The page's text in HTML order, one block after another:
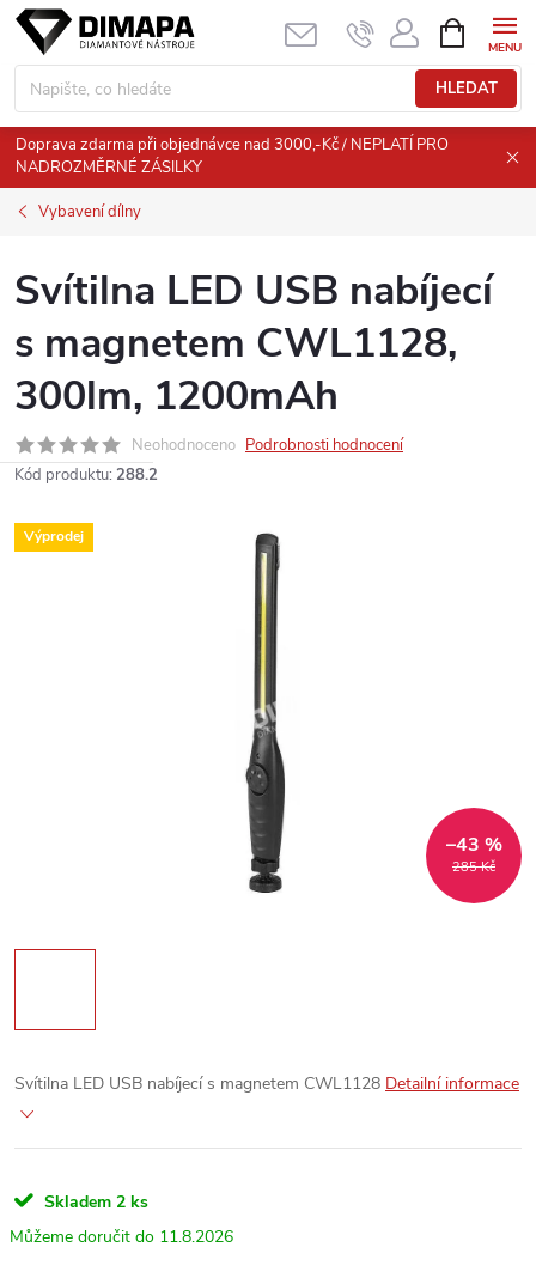
Přejít
obsah
HLEDAT
NÁKUPNÍ
KOŠÍK
Doprava zdarma při objednávce nad 3000,-Kč / NEPLATÍ PRO
NADROZMĚRNÉ ZÁSILKY
Vybavení dílny
Svítilna LED USB nabíjecí
s magnetem CWL1128,
300lm, 1200mAh
Neohodnoceno Podrobnosti hodnocení
Kód produktu: 288.2
Výprodej
285 Kč
–43 %
Svítilna LED USB nabíjecí s magnetem CWL1128 Detailní informace
Skladem 2 ks
11.8.2026